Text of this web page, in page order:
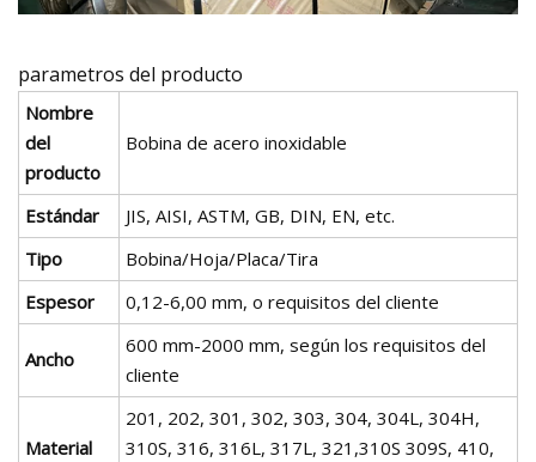
parametros del producto
Nombre
del
producto
Bobina de acero inoxidable
Estándar
JIS, AISI, ASTM, GB, DIN, EN, etc.
Tipo
Bobina/Hoja/Placa/Tira
Espesor
0,12-6,00 mm, o requisitos del cliente
Ancho
600 mm-2000 mm, según los requisitos del
cliente
Material
201, 202, 301, 302, 303, 304, 304L, 304H,
310S, 316, 316L, 317L, 321,310S 309S, 410,